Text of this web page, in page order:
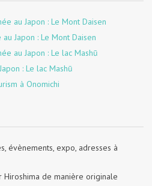
au Japon : Le Mont Daisen
au Japon : Le Mont Daisen
au Japon : Le lac Mashū
: Le lac Mashū
à Onomichi
évènements, expo, adresses à
Hiroshima de manière originale